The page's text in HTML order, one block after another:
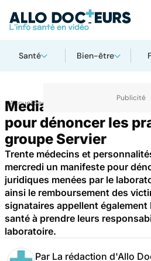
Santé Bien-être
AccueilSanté
Mediator : un
pour dénoncer les
groupe Servier
Trente médecins et
mercredi un manifeste pour
juridiques menées par le
ainsi le remboursement des
signataires appellent
santé à prendre leurs
laboratoire.
Par La rédaction d'Allo